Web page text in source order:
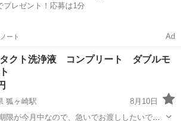
プレゼント！応募は1分
ート Ad
クト洗浄液 コンプリート ダブルモ
狐ヶ崎駅
8月10日
限が今月中なので、急いでお渡ししたいで